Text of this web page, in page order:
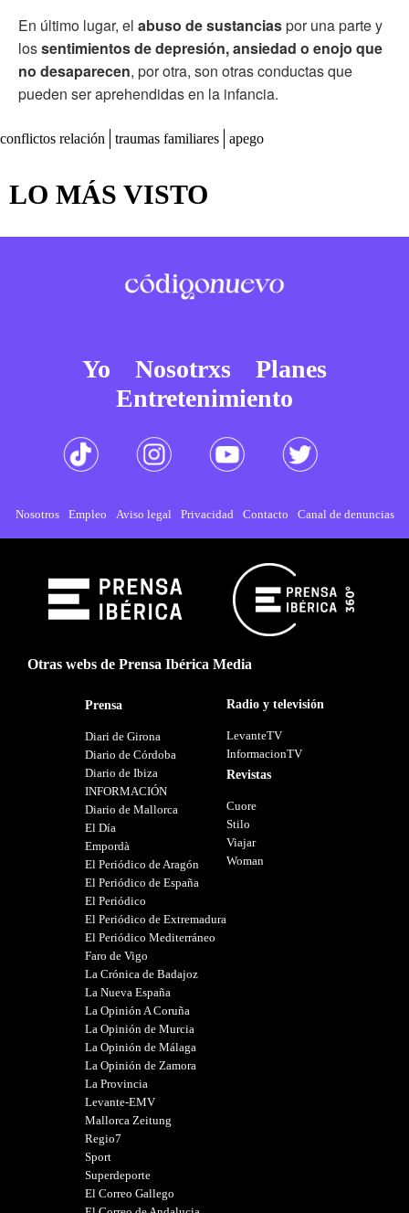
En último lugar, el abuso de sustanciaspor una parte y
lossentimientos de depresión, ansiedad o enojo que
no desaparecen, por otra, son otras conductas que
pueden ser aprehendidas en la infancia.
conflictos relación traumas familiares apego
LO MÁS VISTO
Yo Nosotrxs
Planes
Entretenimiento
Nosotros Empleo Aviso legal Privacidad Contacto Canal de denuncias
Otras webs de Prensa Ibérica Media
Prensa
Diari de Girona
Diario de Córdoba
Diario de Ibiza
INFORMACIÓN
Diario de Mallorca
El Día
Empordà
El Periódico de Aragón
El Periódico de España
El Periódico
El Periódico de Extremadura
El Periódico Mediterráneo
Faro de Vigo
La Crónica de Badajoz
La Nueva España
La Opinión A Coruña
La Opinión de Murcia
La Opinión de Málaga
La Opinión de Zamora
La Provincia
Levante-EMV
Mallorca Zeitung
Regio7
Sport
Superdeporte
El Correo Gallego
Radio y televisión
LevanteTV
InformacionTV
Revistas
Cuore
Stilo
Viajar
Woman